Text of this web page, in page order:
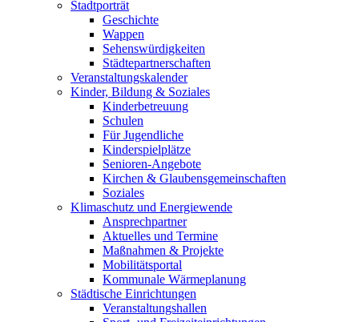
Stadtporträt
Geschichte
Wappen
Sehenswürdigkeiten
Städtepartnerschaften
Veranstaltungskalender
Kinder, Bildung & Soziales
Kinderbetreuung
Schulen
Für Jugendliche
Kinderspielplätze
Senioren-Angebote
Kirchen & Glaubensgemeinschaften
Soziales
Klimaschutz und Energiewende
Ansprechpartner
Aktuelles und Termine
Maßnahmen & Projekte
Mobilitätsportal
Kommunale Wärmeplanung
Städtische Einrichtungen
Veranstaltungshallen